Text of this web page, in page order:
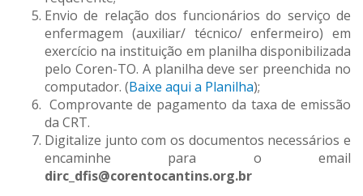
Envio de relação dos funcionários do serviço de
enfermagem (auxiliar/ técnico/ enfermeiro) em
exercício na instituição em planilha disponibilizada
pelo Coren-TO. A planilha deve ser preenchida no
computador. (Baixe aqui a Planilha);
Comprovante de pagamento da taxa de emissão
da CRT.
Digitalize junto com os documentos necessários e
encaminhe para o email
dirc_dfis@corentocantins.org.br